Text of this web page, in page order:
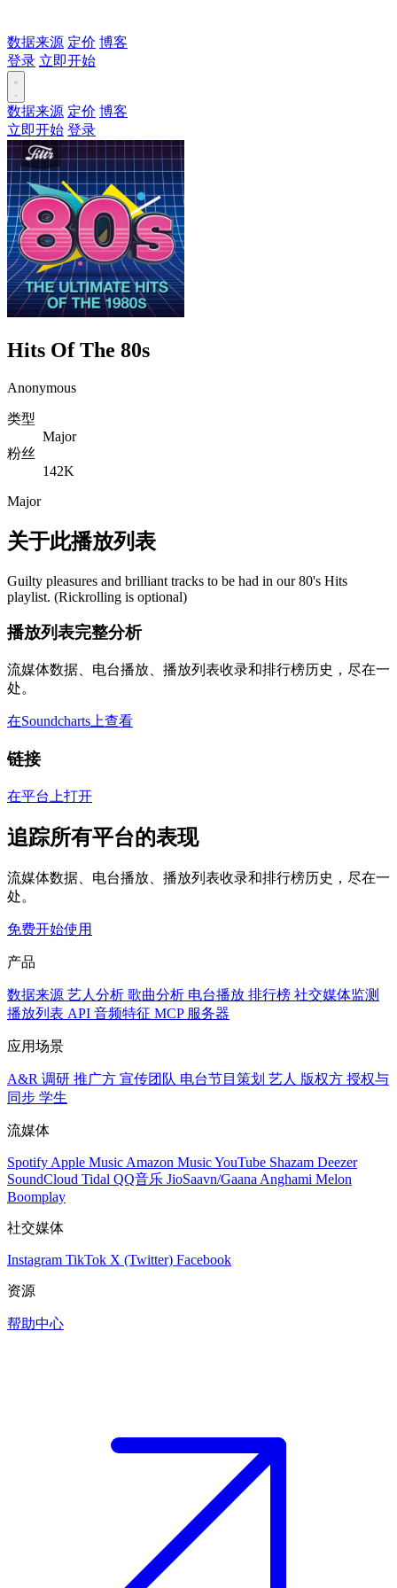
数据来源 定价 博客
登录 立即开始
数据来源 定价 博客
立即开始 登录
Hits Of The 80s
Anonymous
类型
Major
粉丝
142K
Major
关于此播放列表
Guilty pleasures and brilliant tracks to be had in our 80's Hits
playlist. (Rickrolling is optional)
播放列表完整分析
流媒体数据、电台播放、播放列表收录和排行榜历史，尽在一
处。
在Soundcharts上查看
链接
在平台上打开
追踪所有平台的表现
流媒体数据、电台播放、播放列表收录和排行榜历史，尽在一
处。
免费开始使用
产品
数据来源 艺人分析 歌曲分析 电台播放 排行榜 社交媒体监测
播放列表 API 音频特征 MCP 服务器
应用场景
A&R 调研 推广方 宣传团队 电台节目策划 艺人 版权方 授权与
同步 学生
流媒体
Spotify Apple Music Amazon MusicYouTube Shazam Deezer
SoundCloud Tidal QQ音乐 JioSaavn/Gaana Anghami Melon
Boomplay
社交媒体
Instagram TikTok X (Twitter) Facebook
资源
帮助中心